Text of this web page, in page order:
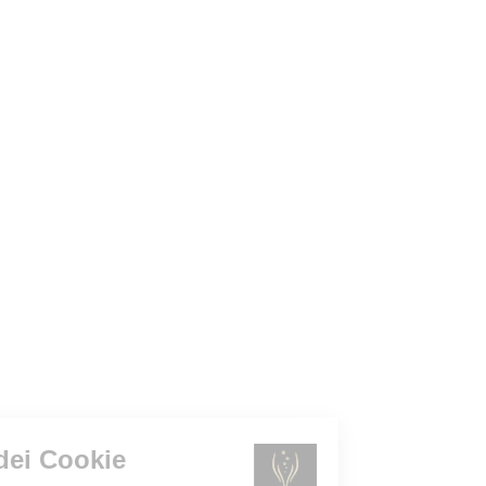
Gestione dei Cookie